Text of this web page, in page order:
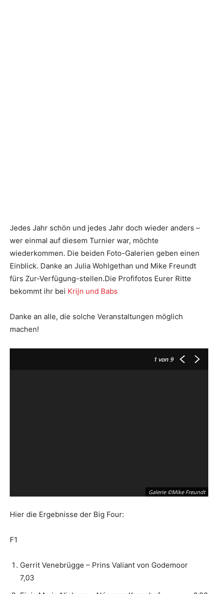
Jedes Jahr schön und jedes Jahr doch wieder anders –
wer einmal auf diesem Turnier war, möchte
wiederkommen. Die beiden Foto-Galerien geben einen
Einblick. Danke an Julia Wohlgethan und Mike Freundt
fürs Zur-Verfügung-stellen.Die Profifotos Eurer Ritte
bekommt ihr bei Krijn und Babs
Danke an alle, die solche Veranstaltungen möglich
machen!
1 von 9
Galerie ©Mike Freundt
Hier die Ergebnisse der Big Four:
F1
Gerrit Venebrügge – Prins Valiant von Godemoor
7,03